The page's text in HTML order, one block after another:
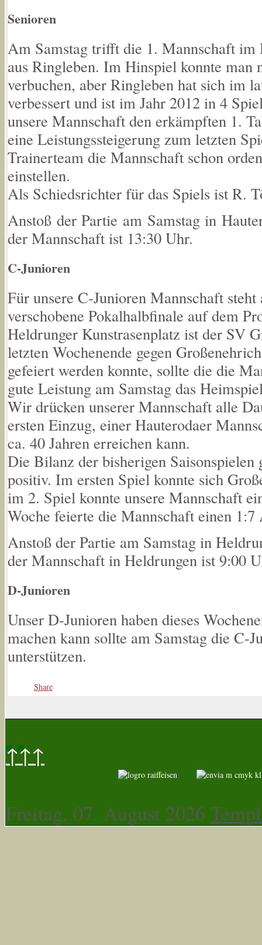
Senioren
Am Samstag trifft die 1. Mannschaft
aus Ringleben. Im Hinspiel konnte man
verbuchen, aber Ringleben hat sich im
verbessert und ist im Jahr 2012 in 4
unsere Mannschaft den erkämpften 1.
eine Leistungssteigerung zum letzten
Trainerteam die Mannschaft schon
einstellen.
Als Schiedsrichter für das Spiels ist R.
Anstoß der Partie am Samstag in
der Mannschaft ist 13:30 Uhr.
C-Junioren
Für unsere C-Junioren Mannschaft steht
verschobene Pokalhalbfinale auf dem
Heldrunger Kunstrasenplatz ist der SV
letzten Wochenende gegen
gefeiert werden konnte, sollte die die
gute Leistung am Samstag das
Wir drücken unserer Mannschaft alle
ersten Einzug, einer Hauterodaer
ca. 40 Jahren erreichen kann.
Die Bilanz der bisherigen Saisonspielen
positiv. Im ersten Spiel konnte sich
im 2. Spiel konnte unsere Mannschaft
Woche feierte die Mannschaft einen 1:7
Anstoß der Partie am Samstag in
der Mannschaft in Heldrungen ist 9:00
D-Junioren
Unser D-Junioren haben dieses
machen kann sollte am Samstag die C-
unterstützen.
Share
↑↑↑
Freitag, 07. August 2026